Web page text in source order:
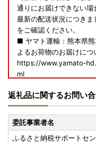
通りにお届けできない場
最新の配送状況につき
をご確認ください。
■ ヤマト運輸：熊本県
よるお荷物のお届けにつ
https://www.yamato-
ml
https://www2.sagawa-
■ 日本郵便（ゆうパッ
地震の影響について
https://
9879629480.html
返礼品に関するお問い
委託事業者名
ふるさと納税サポートセ